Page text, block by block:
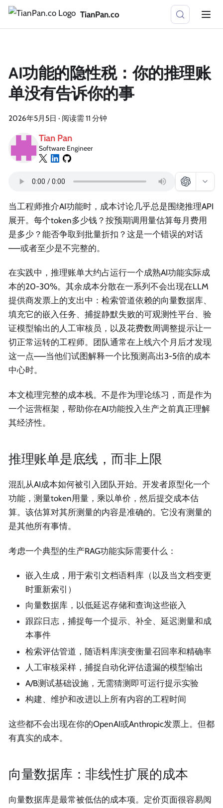
TianPan.co
AI功能的隐性税：你的推理账
单没有告诉你的事
2026年5月5日 · 阅读需 11 分钟
Tian Pan
Software Engineer
当工程师推介AI功能时，成本讨论几乎总是围绕推理API
展开。每个token多少钱？按预期调用量估算每月费用
是多少？能否争取到批量折扣？这是一个错误的对话
——或者至少是不完整的。
在实践中，推理账单大约占运行一个成熟AI功能实际成
本的20-30%。其余成本分散在一系列不会出现在LLM
提供商发票上的支出中：检索管道依赖的向量数据库、
填充它的嵌入任务、捕捉静默失败的可观测性平台、验
证模型输出的人工审核员，以及花费数周调整提示让一
切正常运转的工程师。团队通常在上线六个月后才发现
这一点——当他们试图解释一个比预测高出3-5倍的成本
中心时。
本文梳理完整的成本栈。不是作为理论练习，而是作为
一个运营框架，帮助你在AI功能投入生产之前真正理解
其经济性。
推理账单是底线，而非上限
混乱从AI成本如何被引入团队开始。开发者原型化一个
功能，测量token用量，乘以单价，然后提交成本估
算。该估算对其所测量的内容是准确的。它没有测量的
是其他所有事情。
考虑一个典型的生产RAG功能实际需要什么：
嵌入生成，用于索引文档语料库（以及当文档变更
时重新索引）
向量数据库，以低延迟存储和查询这些嵌入
跟踪日志，捕捉每一个提示、补全、延迟测量和成
本事件
检索评估管道，随语料库演变衡量召回率和精确率
人工审核采样，捕捉自动化评估遗漏的模型输出
A/B测试基础设施，无需猜测即可运行提示实验
构建、维护和改进以上所有内容的工程时间
这些都不会出现在你的OpenAI或Anthropic发票上。但都
有真实的成本。
向量数据库：非线性扩展的成本
向量数据库是最常被低估的成本项。定价页面很容易阅